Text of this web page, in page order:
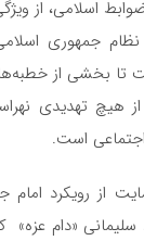
اسلامی، از
جمهوری
تا بخشی از
هیچ تهدیدی
است.
رویکرد امام
سلیمانی «دام